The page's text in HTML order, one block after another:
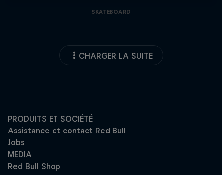
SKATEBOARD
CHARGER LA SUITE